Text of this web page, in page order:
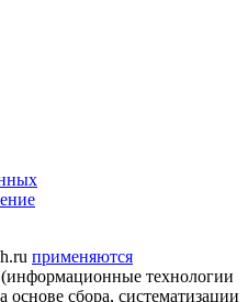
применяются
(информационные технологии
сбора, систематизации